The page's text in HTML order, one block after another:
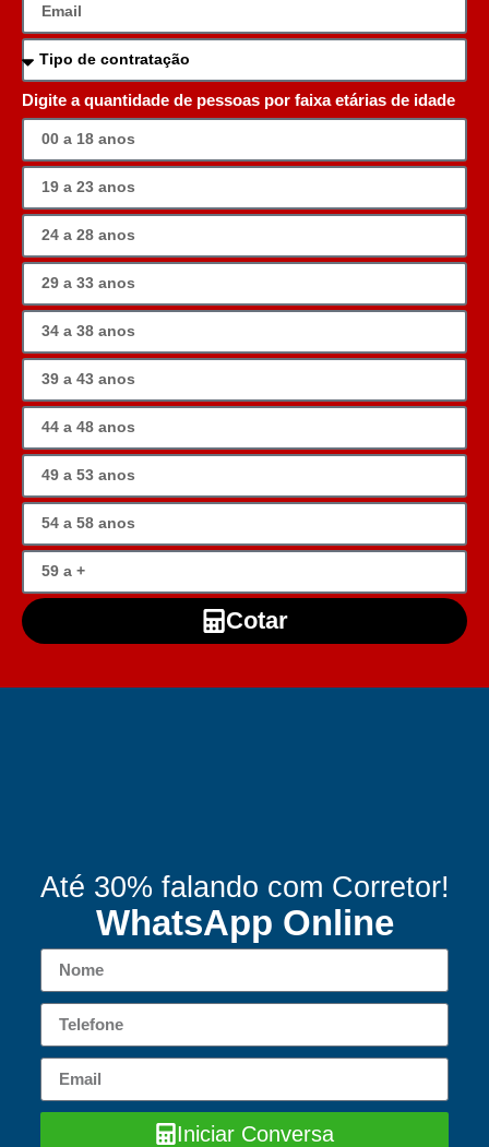
Digite a quantidade de pessoas por faixa etárias de idade
Cotar
Até 30% falando com Corretor!
WhatsApp Online
Iniciar Conversa